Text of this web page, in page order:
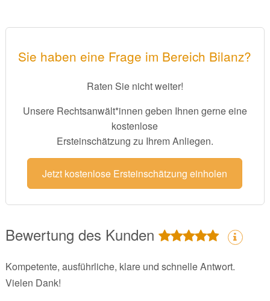
Sie haben eine Frage im Bereich Bilanz?
Raten Sie nicht weiter!
Unsere Rechtsanwält*innen geben Ihnen gerne eine
kostenlose
Ersteinschätzung zu Ihrem Anliegen.
Jetzt kostenlose Ersteinschätzung einholen
Bewertung des Kunden
Kompetente, ausführliche, klare und schnelle Antwort.
Vielen Dank!